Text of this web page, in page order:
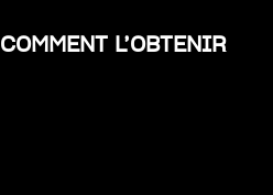
COMMENT L’OBTENIR